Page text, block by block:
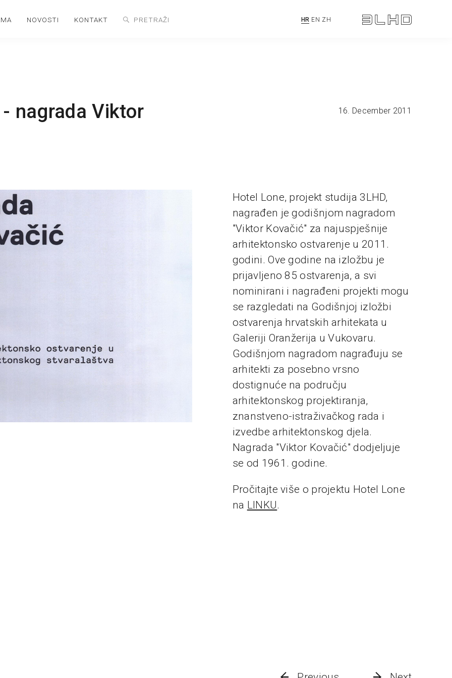
NOVOSTI KONTAKT HR EN ZH
nagrada Viktor 16. December 2011
Hotel Lone, projekt studija 3LHD,
nagrađen je godišnjom nagradom
"Viktor Kovačić" za najuspješnije
arhitektonsko ostvarenje u 2011.
godini. Ove godine na izložbu je
prijavljeno 85 ostvarenja, a svi
nominirani i nagrađeni projekti mogu
se razgledati na Godišnjoj izložbi
ostvarenja hrvatskih arhitekata u
Galeriji Oranžerija u Vukovaru.
Godišnjom nagradom nagrađuju se
arhitekti za posebno vrsno
dostignuće na području
arhitektonskog projektiranja,
znanstveno-istraživačkog rada i
izvedbe arhitektonskog djela.
Nagrada "Viktor Kovačić" dodjeljuje
se od 1961. godine.
Pročitajte više o projektu Hotel Lone
na LINKU.